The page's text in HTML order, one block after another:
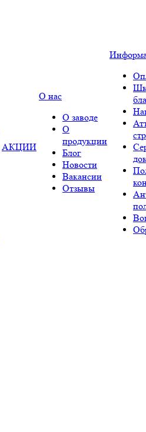
АКЦИИ
О нас
О заводе
О
продукции
Блог
Новости
Вакансии
Отзывы